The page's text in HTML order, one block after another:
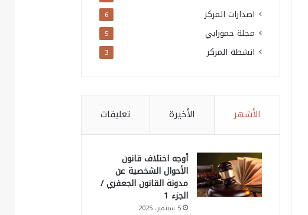
اصدارات المركز 6
مجلة حمورابي 5
انشطة المركز 3
الأشهر الأخيرة تعليقات
أوجه اختلاف قانون
الأحوال الشخصية عن
مدونة القانون الجعفري /
الجزء 1
5 سبتمبر، 2025